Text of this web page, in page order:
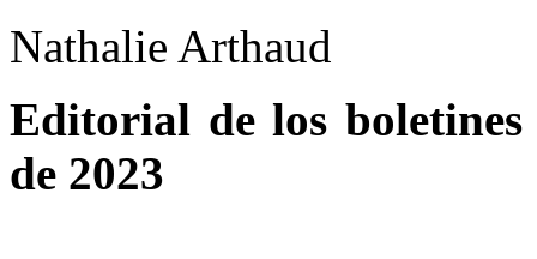
Nathalie Arthaud
Editorial de los boletines
de 2023